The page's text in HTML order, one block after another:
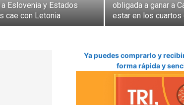
Eslovenia y Estados
cae con Letonia
obligada a ganar a
estar en los cuartos
Ya puedes comprarlo y
forma rápida y